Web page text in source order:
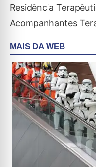
Residência
Acompanhantes